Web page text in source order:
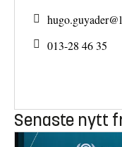
hugo.guyader@
013-28 46 35
Senaste nytt